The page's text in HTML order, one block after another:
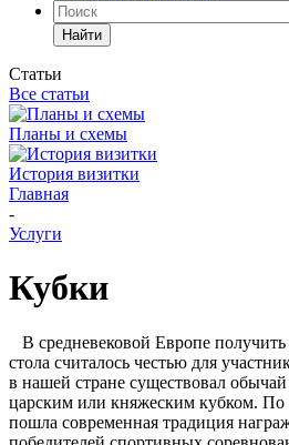
Найти
Статьи
Все статьи
Планы и схемы
История визитки
Главная
-
Услуги
Кубки
В средневековой Европе
стола считалось честью для
в нашей стране существовал
царским или княжеским кубком. По
пошла современная традиция